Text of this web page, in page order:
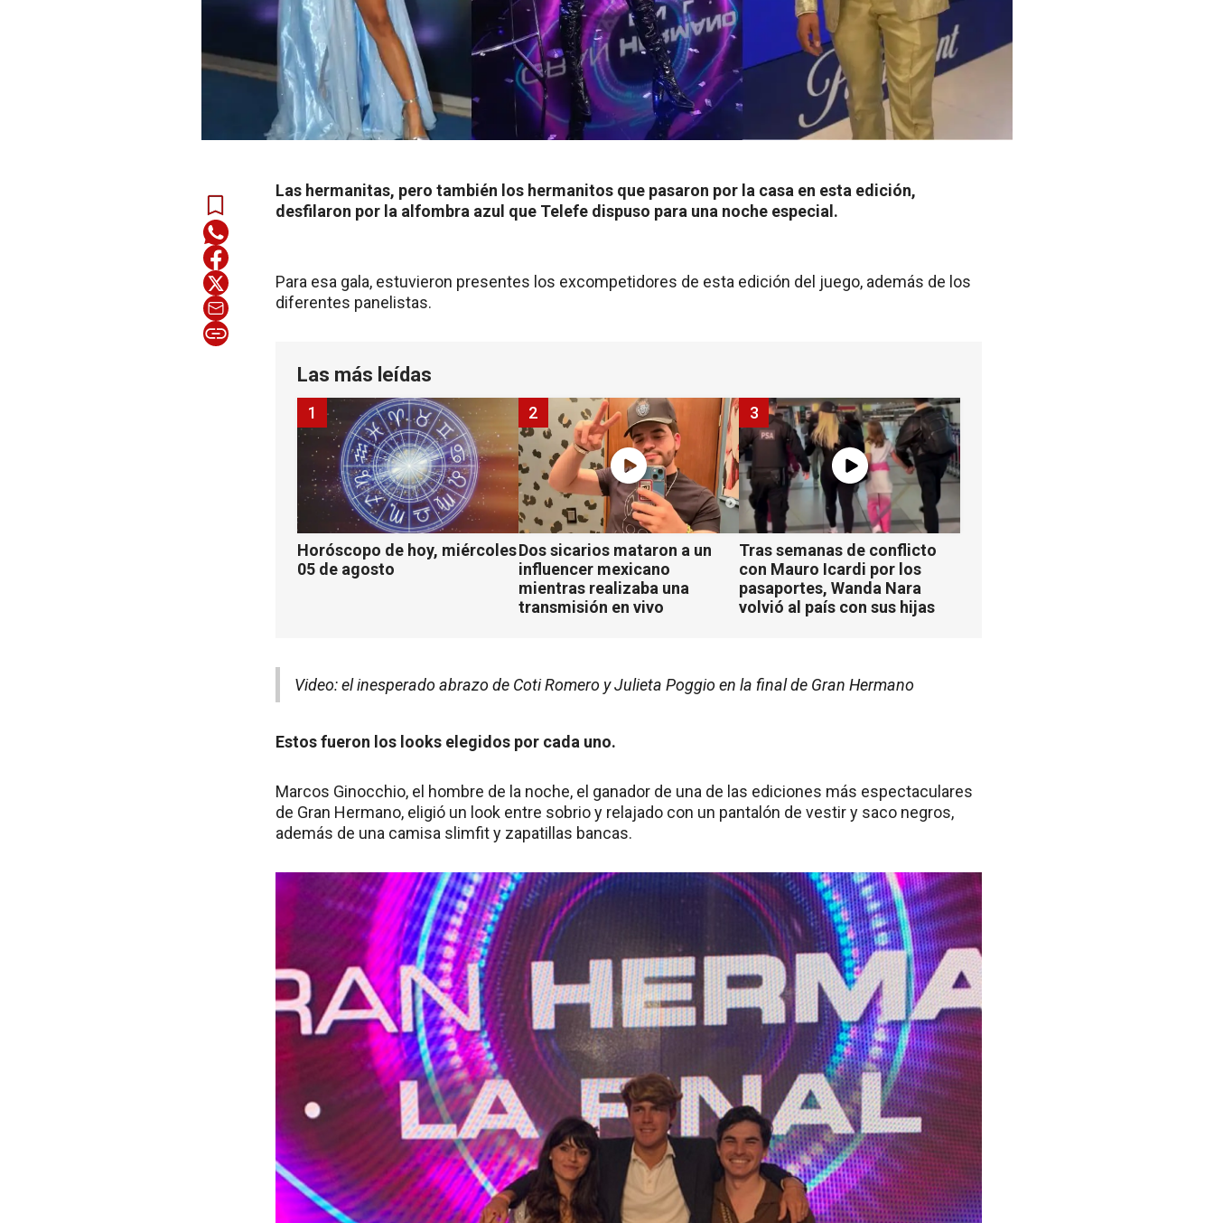
Las hermanitas, pero también los hermanitos que pasaron por la casa en esta edición,
desfilaron por la alfombra azul que Telefe dispuso para una noche especial.
Para esa gala, estuvieron presentes los excompetidores de esta edición del juego, además de los
diferentes panelistas.
Las más leídas
Horóscopo de hoy, miércoles
05 de agosto
1
Dos sicarios mataron a un
influencer mexicano
mientras realizaba una
transmisión en vivo
2
Tras semanas de conflicto
con Mauro Icardi por los
pasaportes, Wanda Nara
volvió al país con sus hijas
3
Video: el inesperado abrazo de Coti Romero y Julieta Poggio en la final de Gran Hermano
Estos fueron los looks elegidos por cada uno.
Marcos Ginocchio, el hombre de la noche, el ganador de una de las ediciones más espectaculares
de Gran Hermano, eligió un look entre sobrio y relajado con un pantalón de vestir y saco negros,
además de una camisa slimfit y zapatillas bancas.